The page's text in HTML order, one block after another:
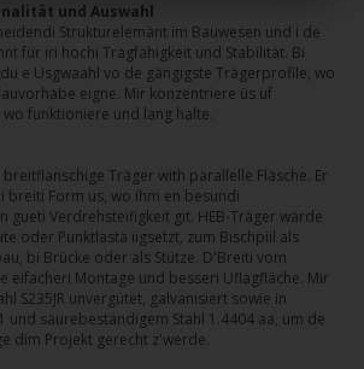
und Auswahl
Strukturelemänt im Bauwesen und i de
für iri hochi Tragfähigkeit und Stabilität. Bi
e Usgwaahl vo de gängigste Trägerprofile, wo
eigne. Mir konzentriere üs uf
funktioniere und lang halte.
breitflanschige Träger with parallelle Fläsche. Er
breiti Form us, wo ihm en besundi
gueti Verdrehsteifigkeit git. HEB-Träger wärde
oder Punktlastä iigsetzt, zum Bischpiil als
bi Brücke oder als Stütze. D'Breiti vom
eifacheri Montage und besseri Uflagfläche. Mir
S235JR unvergütet, galvanisiert sowie in
und säurebeständigem Stahl 1.4404 aa, um de
dim Projekt gerecht z'werde.